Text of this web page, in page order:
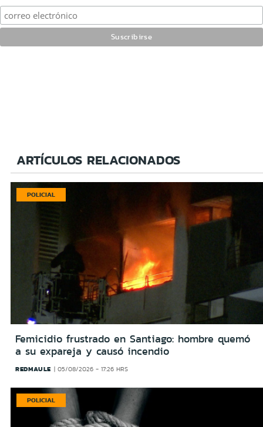
ARTÍCULOS RELACIONADOS
POLICIAL
Femicidio frustrado en Santiago: hombre quemó
a su expareja y causó incendio
REDMAULE 05/08/2026 - 17:26 HRS
POLICIAL